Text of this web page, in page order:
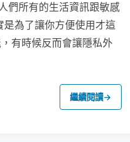
們所有的生活資訊跟敏感
為了讓你方便使用才這
有時候反而會讓隱私外
繼續閱讀→